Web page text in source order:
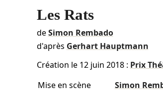
Les Rats
deSimon Rembado
d'après Gerhart Hauptmann
Création le 12 juin 2018: Prix
Mise en scène
Simon